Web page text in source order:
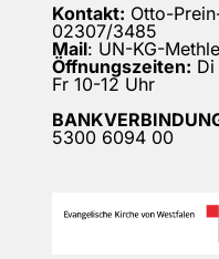
Kontakt: Otto-
02307/3485
Mail: UN-KG-
Öffnungszeiten: Di
Fr 10-12 Uhr
5300 6094 00